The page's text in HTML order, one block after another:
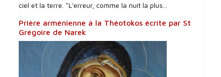
ciel et la terre. *L'erreur, comme la nuit la plus...
Prière arménienne à la Théotokos écrite par St
Grégoire de Narek